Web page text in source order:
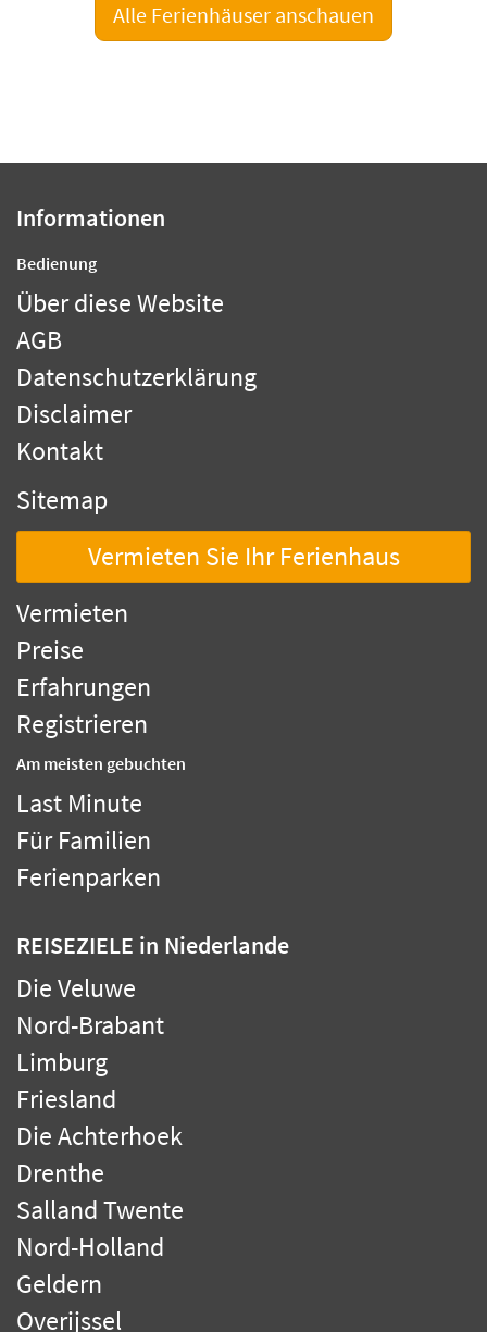
Alle Ferienhäuser anschauen
Informationen
Bedienung
Über diese Website
AGB
Datenschutzerklärung
Disclaimer
Kontakt
Sitemap
Vermieten Sie Ihr Ferienhaus
Vermieten
Preise
Erfahrungen
Registrieren
Am meisten gebuchten
Last Minute
Für Familien
Ferienparken
REISEZIELE in Niederlande
Die Veluwe
Nord-Brabant
Limburg
Friesland
Die Achterhoek
Drenthe
Salland Twente
Nord-Holland
Geldern
Overijssel